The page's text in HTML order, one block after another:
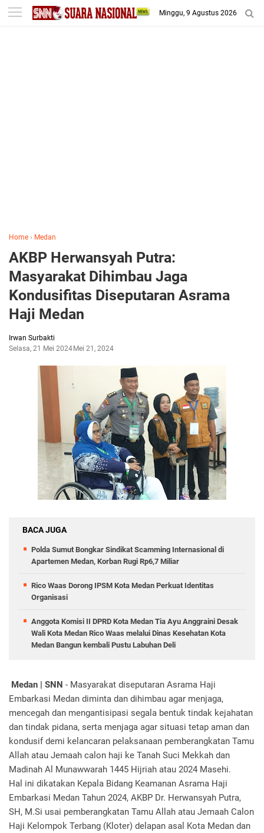
-->
Minggu, 9 Agustus 2026
Home › Medan
AKBP Herwansyah Putra:
Masyarakat Dihimbau Jaga
Kondusifitas Diseputaran Asrama
Haji Medan
Irwan Surbakti
Selasa, 21 Mei 2024 Mei 21, 2024
BACA JUGA
Polda Sumut Bongkar Sindikat Scamming Internasional di
Apartemen Medan, Korban Rugi Rp6,7 Miliar
Rico Waas Dorong IPSM Kota Medan Perkuat Identitas
Organisasi
Anggota Komisi II DPRD Kota Medan Tia Ayu Anggraini Desak
Wali Kota Medan Rico Waas melalui Dinas Kesehatan Kota
Medan Bangun kembali Pustu Labuhan Deli
Medan | SNN - Masyarakat diseputaran Asrama Haji
Embarkasi Medan diminta dan dihimbau agar menjaga,
mencegah dan mengantisipasi segala bentuk tindak kejahatan
dan tindak pidana, serta menjaga agar situasi tetap aman dan
kondusif demi kelancaran pelaksanaan pemberangkatan Tamu
Allah atau Jemaah calon haji ke Tanah Suci Mekkah dan
Madinah Al Munawwarah 1445 Hijriah atau 2024 Masehi.
Hal ini dikatakan Kepala Bidang Keamanan Asrama Haji
Embarkasi Medan Tahun 2024, AKBP Dr. Herwansyah Putra,
SH, M.Si usai pemberangkatan Tamu Allah atau Jemaah Calon
Haji Kelompok Terbang (Kloter) delapan asal Kota Medan dan